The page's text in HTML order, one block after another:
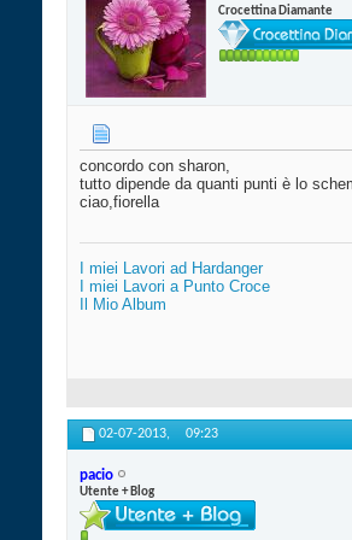
Crocettina Diamante
concordo con sharon,
tutto dipende da quanti punti è lo
ciao,fiorella
I miei Lavori ad Hardanger
I miei Lavori a Punto Croce
Il Mio Album
02-07-2013, 09:23
pacio
Utente + Blog